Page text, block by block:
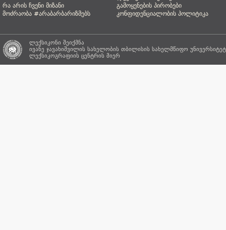
რა არის ჩვენი მიზანი
მოძრაობა #არაბარბარიზმებს
გამოყენების პირობები
კონფიდენციალობის პოლიტიკა
ლექსიკონი შეიქმნა
ივანე ჯავახიშვილის სახელობის თბილისის სახელმწიფო
ლექსიკოგრაფიის ცენტრის მიერ